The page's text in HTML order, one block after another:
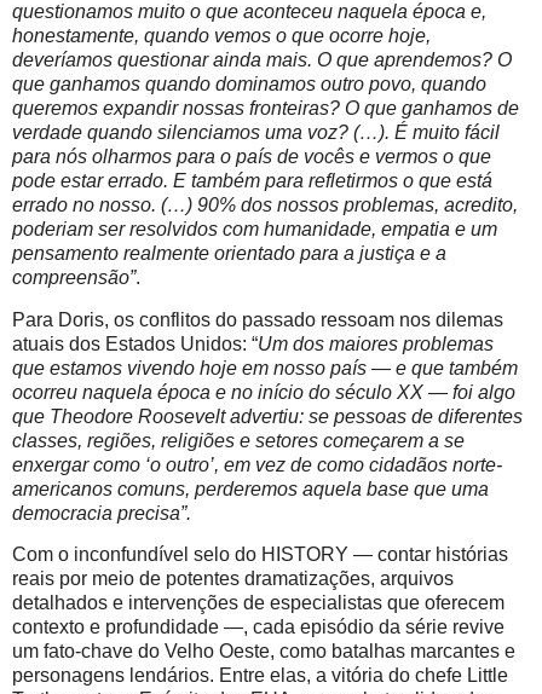
questionamos muito o que aconteceu naquela época e,
honestamente, quando vemos o que ocorre hoje,
deveríamos questionar ainda mais. O que aprendemos? O
que ganhamos quando dominamos outro povo, quando
queremos expandir nossas fronteiras? O que ganhamos de
verdade quando silenciamos uma voz? (…). É muito fácil
para nós olharmos para o país de vocês e vermos o que
pode estar errado. E também para refletirmos o que está
errado no nosso. (…) 90% dos nossos problemas, acredito,
poderiam ser resolvidos com humanidade, empatia e um
pensamento realmente orientado para a justiça e a
compreensão”.
Para Doris, os conflitos do passado ressoam nos dilemas
atuais dos Estados Unidos: “Um dos maiores problemas
que estamos vivendo hoje em nosso país — e que também
ocorreu naquela época e no início do século XX — foi algo
que Theodore Roosevelt advertiu: se pessoas de diferentes
classes, regiões, religiões e setores começarem a se
enxergar como ‘o outro’, em vez de como cidadãos norte-
americanos comuns, perderemos aquela base que uma
democracia precisa”.
Com o inconfundível selo do HISTORY — contar histórias
reais por meio de potentes dramatizações, arquivos
detalhados e intervenções de especialistas que oferecem
contexto e profundidade —, cada episódio da série revive
um fato-chave do Velho Oeste, como batalhas marcantes e
personagens lendários. Entre elas, a vitória do chefe Little